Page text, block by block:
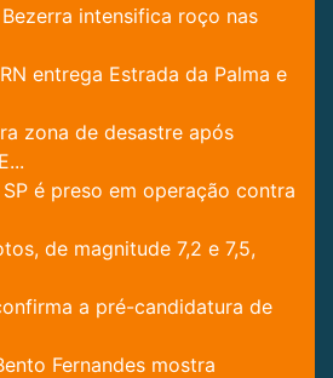
intensifica roço nas
entrega Estrada da Palma e
zona de desastre após
é preso em operação contra
de magnitude 7,2 e 7,5,
a pré-candidatura de
Fernandes mostra